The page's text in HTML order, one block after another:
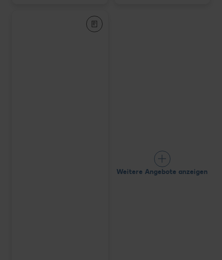
Weitere Angebote anzeigen